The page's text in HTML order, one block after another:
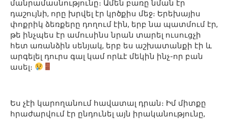
մանրամասնությունը։ Ամեն բառը նման էր
դաշույնի, որը խրվել էր կրծքիս մեջ։ Երեխայիս
փոքրիկ ձեռքերը դողում էին, երբ նա պատմում էր,
թե ինչպես էր ամուսինս նրան տարել ուսուցչի
հետ առանձին սենյակ, երբ ես աշխատանքի էի և
արգելել դուրս գալ կամ որևէ մեկին ինչ-որ բան
ասել։
Ես չէի կարողանում հավատալ դրան։ Իմ միտքը
հրաժարվում էր ընդունել այն իրականությունը,